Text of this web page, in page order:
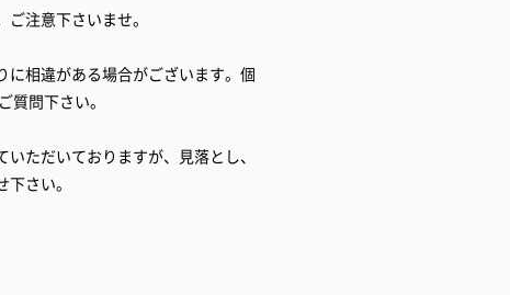
注意下さいませ。
相違がある場合がございます。個
問下さい。
ただいておりますが、見落とし、
さい。